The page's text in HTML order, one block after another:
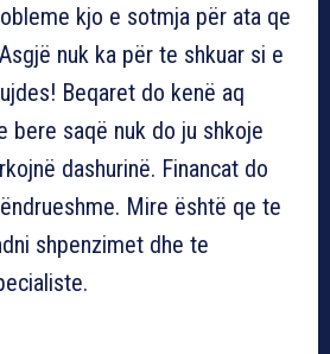
kjo e sotmja për ata qe
nuk ka për te shkuar si e
Beqaret do kenë aq
bere saqë nuk do ju shkoje
dashurinë. Financat do
Mire është qe te
shpenzimet dhe te